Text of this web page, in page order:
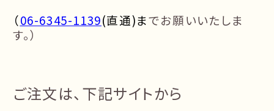
（06-6345-1139(直通)までお願いいたしま
す。）
ご注文は、下記サイトから